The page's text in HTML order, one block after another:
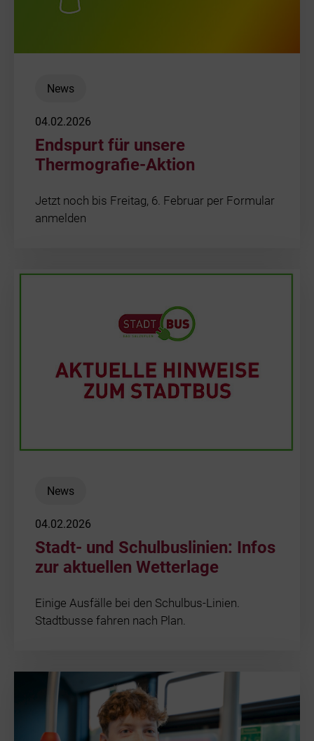
News
04.02.2026
Endspurt für unsere
Thermografie-Aktion
Jetzt noch bis Freitag, 6. Februar per Formular
anmelden
News
04.02.2026
Stadt- und Schulbuslinien: Infos
zur aktuellen Wetterlage
Einige Ausfälle bei den Schulbus-Linien.
Stadtbusse fahren nach Plan.